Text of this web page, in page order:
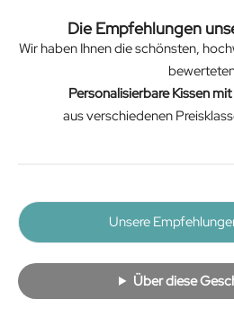
Die Empfehlungen
Wir haben Ihnen die schönsten,
Personalisierbare Kissen
aus verschiedenen
Unsere
Über diese